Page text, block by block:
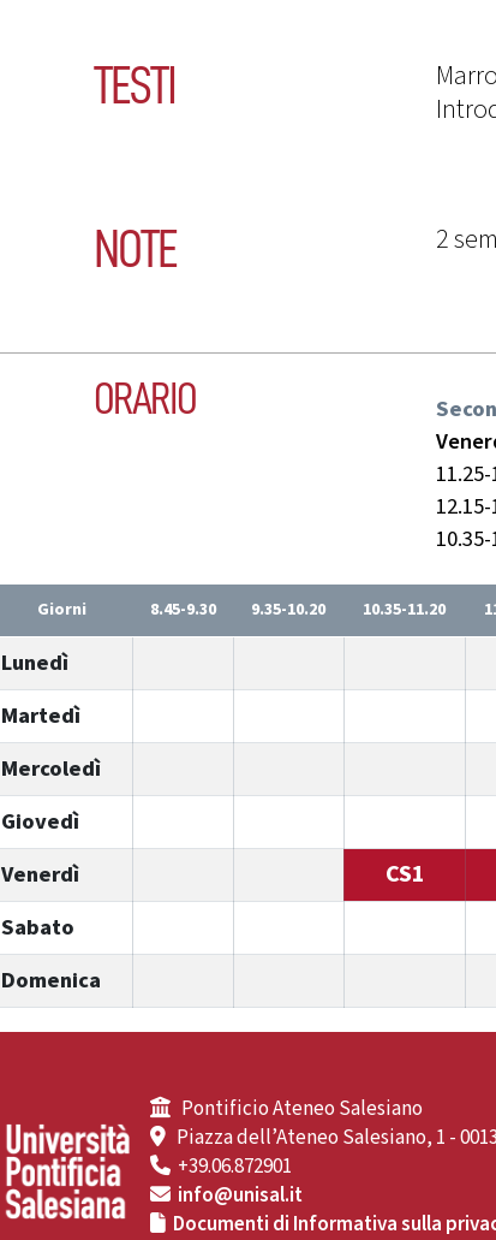
TESTI
NOTE 2
ORARIO
Giorni 8.45-9.30 9.35-10.20 10.35-11.20
Lunedì
Martedì
Mercoledì
Giovedì
Venerdì
CS1
Sabato
Domenica
Pontificio Ateneo Salesiano
Piazza dell’Ateneo Salesiano, 1 -
+39.06.872901
info@unisal.it
Documenti di Informativa sulla